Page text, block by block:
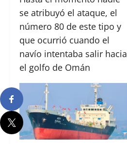
se atribuyó el ataque, el
número 80 de este tipo y
que ocurrió cuando el
navío intentaba salir hacia
el golfo de Omán